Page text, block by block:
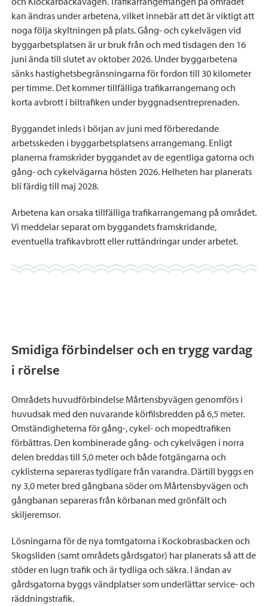
kan ändras under arbetena, vilket innebär att det är viktigt att
noga följa skyltningen på plats. Gång- och cykelvägen vid
byggarbetsplatsen är ur bruk från och med tisdagen den 16
juni ända till slutet av oktober 2026. Under byggarbetena
sänks hastighetsbegränsningarna för fordon till 30 kilometer
per timme. Det kommer tillfälliga trafikarrangemang och
korta avbrott i biltrafiken under byggnadsentreprenaden.
Byggandet inleds i början av juni med förberedande
arbetsskeden i byggarbetsplatsens arrangemang. Enligt
planerna framskrider byggandet av de egentliga gatorna och
gång- och cykelvägarna hösten 2026. Helheten har planerats
bli färdig till maj 2028.
Arbetena kan orsaka tillfälliga trafikarrangemang på området.
Vi meddelar separat om byggandets framskridande,
eventuella trafikavbrott eller ruttändringar under arbetet.
Smidiga förbindelser och en trygg vardag
i rörelse
Områdets huvudförbindelse Mårtensbyvägen genomförs i
huvudsak med den nuvarande körfilsbredden på 6,5 meter.
Omständigheterna för gång-, cykel- och mopedtrafiken
förbättras. Den kombinerade gång- och cykelvägen i norra
delen breddas till 5,0 meter och både fotgängarna och
cyklisterna separeras tydligare från varandra. Därtill byggs en
ny 3,0 meter bred gångbana söder om Mårtensbyvägen och
gångbanan separeras från körbanan med grönfält och
skiljeremsor.
Lösningarna för de nya tomtgatorna i Kockobrasbacken och
Skogsliden (samt områdets gårdsgator) har planerats så att de
stöder en lugn trafik och är tydliga och säkra. I ändan av
gårdsgatorna byggs vändplatser som underlättar service- och
räddningstrafik.